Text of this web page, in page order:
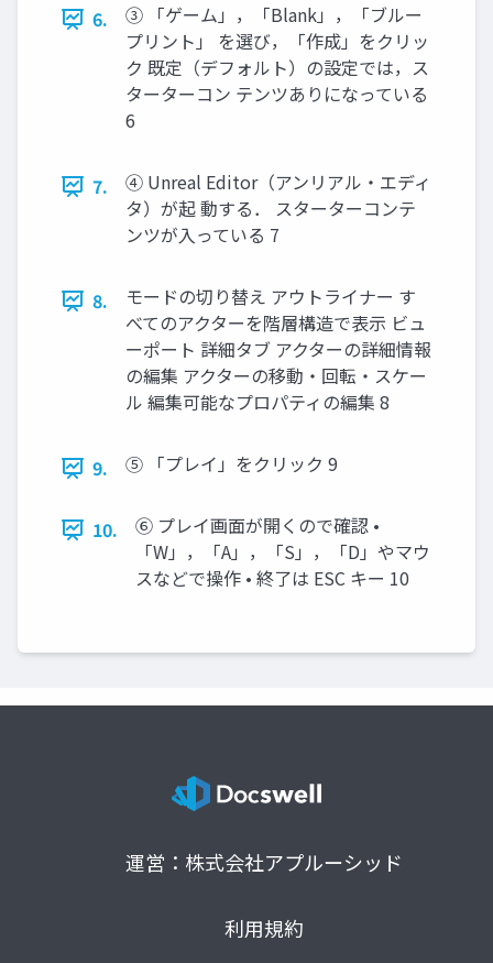
6.
③ 「ゲーム」，「Blank」，「ブルー
プリント」 を選び，「作成」をクリッ
ク 既定（デフォルト）の設定では，ス
ターターコン テンツありになっている
6
7.
④ Unreal Editor（アンリアル・エディ
タ）が起 動する． スターターコンテ
ンツが入っている 7
8.
モードの切り替え アウトライナー す
べてのアクターを階層構造で表示 ビュ
ーポート 詳細タブ アクターの詳細情報
の編集 アクターの移動・回転・スケー
ル 編集可能なプロパティの編集 8
9. ⑤ 「プレイ」をクリック 9
10.
⑥ プレイ画面が開くので確認 •
「W」，「A」，「S」，「D」やマウ
スなどで操作 • 終了は ESC キー 10
運営：株式会社アプルーシッド
利用規約